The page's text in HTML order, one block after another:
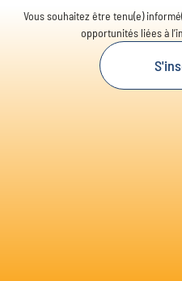
Vous souhaitez être tenu(e)
opportunités liées à